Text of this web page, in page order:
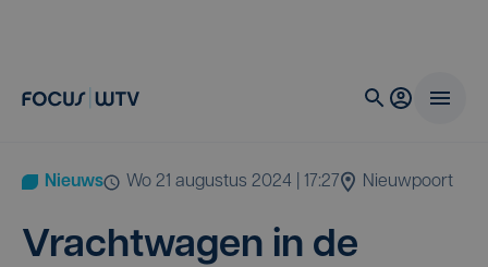
Nieuws wo 21 augustus 2024 | 17:27 Nieuwpoort
Vracht­wa­gen in de